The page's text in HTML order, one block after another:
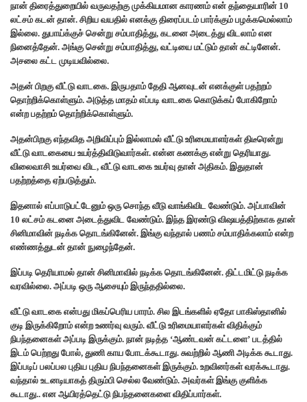
நான் திரைத்துறையில் வருவதற்கு முக்கியமான காரணம் என் தந்தையாரின் 10
லட்சம் கடன் தான். சிறிய வயதில் எனக்கு திரைப்படம் பார்க்கும் பழக்கமெல்லாம்
இல்லை. துபாய்க்குச் சென்று சம்பாதித்து, கடனை அடைத்து விடலாம் என
நினைத்தேன். அங்கு சென்று சம்பாதித்து, வட்டியை மட்டும் தான் கட்டினேன்.
அசலை கட்ட முடியவில்லை.
அதன் பிறகு வீட்டு வாடகை. இருபதாம் தேதி ஆனவுடன் எனக்குள் பதற்றம்
தொற்றிக்கொள்ளும். அடுத்த மாதம் எப்படி வாடகை கொடுக்கப் போகிறோம்
என்ற பதற்றம் தொற்றிக்கொள்ளும்.
அதன்பிறகு எந்தவித அறிவிப்பும் இல்லாமல் வீட்டு உரிமையாளர்கள் திடீரென்று
வீட்டு வாடகையை உயர்த்திவிடுவார்கள். என்ன கணக்கு என்று தெரியாது.
விலைவாசி உயர்வை விட, வீட்டு வாடகை உயர்வு தான் அதிகம். இதுதான்
பதற்றத்தை ஏற்படுத்தும்.
இதனால் எப்பாடுபட்டேனும் ஒரு சொந்த வீடு வாங்கிவிட வேண்டும். அப்பாவின்
10 லட்சம் கடனை அடைத்துவிட வேண்டும். இந்த இரண்டு விஷயத்திற்காக தான்
சினிமாவின் நடிக்க தொடங்கினேன். இங்கு வந்தால் பணம் சம்பாதிக்கலாம் என்ற
எண்ணத்துடன் தான் நுழைந்தேன்.
இப்படி தெரியாமல் தான் சினிமாவில் நடிக்க தொடங்கினேன். திட்டமிட்டு நடிக்க
வரவில்லை. அப்படி ஒரு ஆசையும் இருந்ததில்லை.
வீட்டு வாடகை என்பது மிகப்பெரிய பாரம். சில இடங்களில் ஏதோ பாகிஸ்தானில்
குடி இருக்கிறோம் என்ற உணர்வு வரும். வீட்டு உரிமையாளர்கள் விதிக்கும்
நிபந்தனைகள் அப்படி இருக்கும். நான் நடித்த ‘ஆண்டவன் கட்டளை’ படத்தில்
இடம் பெற்றது போல், துணி காய போடக்கூடாது. சுவற்றில் ஆணி அடிக்க கூடாது.
இப்படிப் பலப்பல புதிய புதிய நிபந்தனைகள் இருக்கும். உறவினர்கள் வரக்கூடாது.
வந்தால் உடனடியாகத் திரும்பி செல்ல வேண்டும். அவர்கள் இங்கு குளிக்க
கூடாது.. என ஆயிரத்தெட்டு நிபந்தனைகளை விதிப்பார்கள்.